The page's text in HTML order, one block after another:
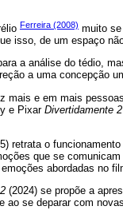
Ferreira (2008) muito
isso, de um espaço
a análise do tédio,
a uma concepção
mais e em mais
e Pixar Divertidamente 2
retrata o
que se
abordadas no
(2024) se propõe a
se deparar com